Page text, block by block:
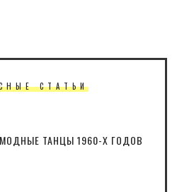
СТАТЬИ
ТАНЦЫ 1960-Х ГОДОВ